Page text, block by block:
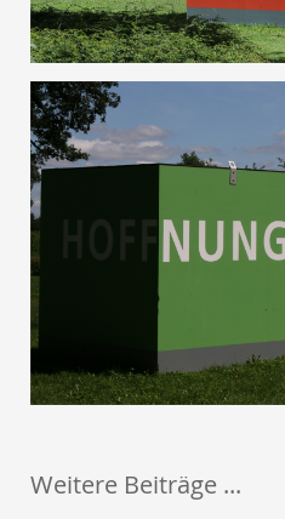
Weitere Beiträge ...